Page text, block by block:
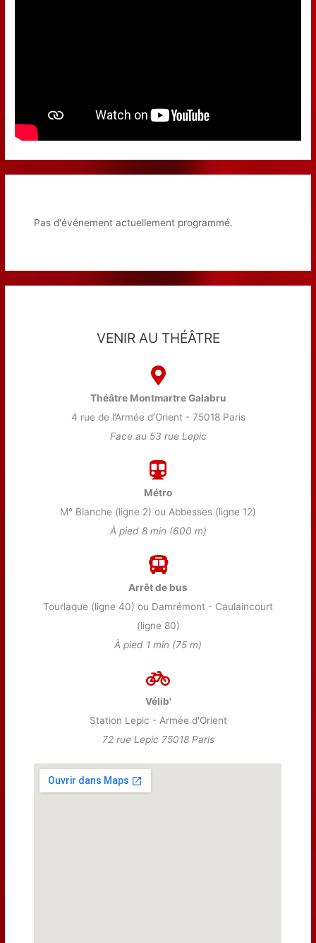
Pas d'événement actuellement programmé.
VENIR AU THÉÂTRE
Théâtre Montmartre Galabru
4 rue de l’Armée d’Orient - 75018 Paris
Face au 53 rue Lepic
Métro
M° Blanche (ligne 2) ou Abbesses (ligne 12)
À pied 8 min (600 m)
Arrêt de bus
Tourlaque (ligne 40) ou Damrémont - Caulaincourt
(ligne 80)
À pied 1 min (75 m)
Vélib'
Station Lepic - Armée d'Orient
72 rue Lepic 75018 Paris